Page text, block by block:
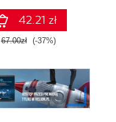
42.21 zł
67.00zł (-37%)